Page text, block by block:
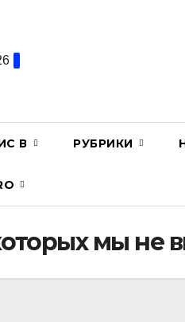
В РУБРИКИ
мы не